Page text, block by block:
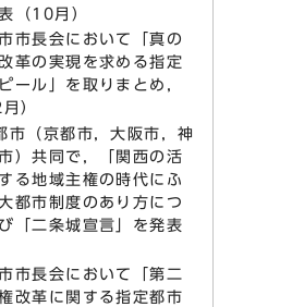
（10月）
市長会において「真の
革の実現を求める指定
ール」を取りまとめ，
）
市（京都市，大阪市，神
）共同で，「関西の活
る地域主権の時代にふ
都市制度のあり方につ
「二条城宣言」を発表
市長会において「第二
改革に関する指定都市